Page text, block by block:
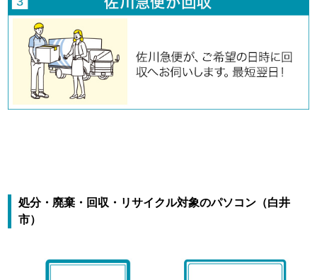
処分・廃棄・回収・リサイクル対象のパソコン（白井
市）